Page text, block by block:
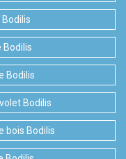
Bodilis
Bodilis
Bodilis
bois Bodilis